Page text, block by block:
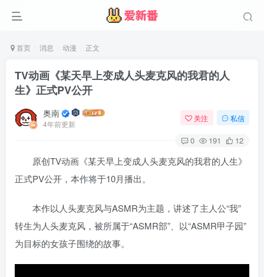
首页 消息 动漫 正文
TV动画《某天早上变成人头麦克风的我君的人
生》正式PV公开
奥南
4年前更新
关注 私信
0 191 12
原创TV动画《某天早上变成人头麦克风的我君的人生》
正式PV公开，本作将于10月播出。
本作以人头麦克风与ASMR为主题，讲述了主人公“我”
转生为人头麦克风，被所属于“ASMR部”、以“ASMR甲子园”
为目标的女孩子围绕的故事。